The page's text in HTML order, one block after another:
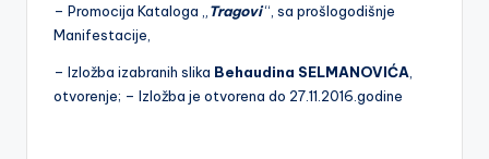
– Promocija Kataloga „ Tragovi“, sa prošlogodišnje
Manifestacije,
– Izložba izabranih slika Behaudina SELMANOVIĆA
otvorenje; – Izložba je otvorena do 27.11.2016.godine